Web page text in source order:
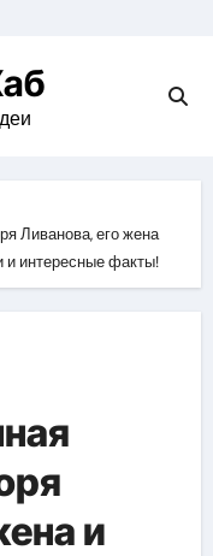
Ливанова, его жена
и интересные факты!
и